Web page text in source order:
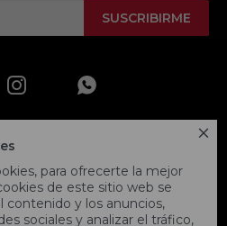

para ofrecerte la mejor
de este sitio web se
contenido y los anuncios,
sociales y analizar el tráfico,
SUSCRIBIRME
 